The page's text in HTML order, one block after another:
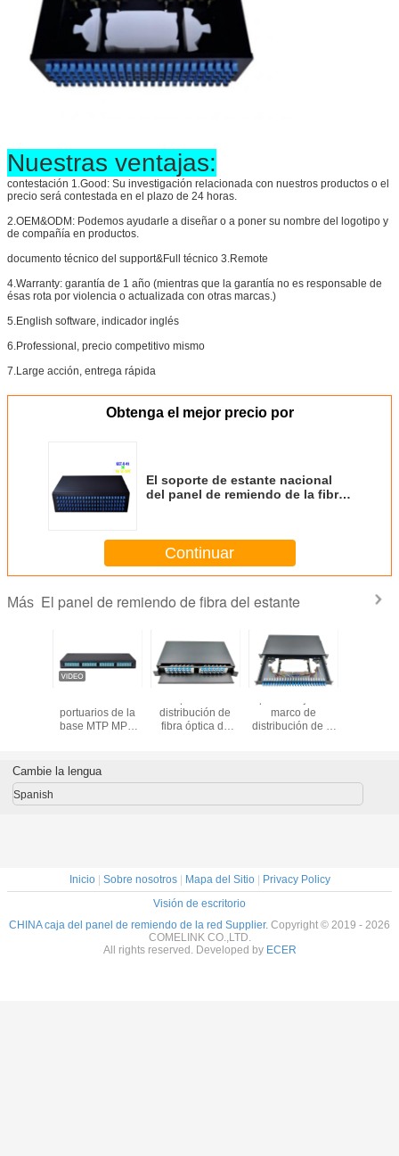
Nuestras ventajas:
contestación 1.Good: Su investigación relacionada con nuestros productos o el
precio será contestada en el plazo de 24 horas.
2.OEM&ODM: Podemos ayudarle a diseñar o a poner su nombre del logotipo y
de compañía en productos.
documento técnico del support&Full técnico 3.Remote
4.Warranty: garantía de 1 año (mientras que la garantía no es responsable de
ésas rota por violencia o actualizada con otras marcas.)
5.English software, indicador inglés
6.Professional, precio competitivo mismo
7.Large acción, entrega rápida
Obtenga el mejor precio por
El soporte de estante nacional
del panel de remiendo de la fibra
Continuar
Más El panel de remiendo de fibra del estante
12
portuarios de la
base MTP MPO
del estante de la
fibra 8 24
distribución de
fibra óptica de
marco de
distribución de la
UPC
fibra
Cambie la lengua
Spanish
Inicio| Sobre nosotros| Mapa del Sitio|
Privacy Policy
Visión de escritorio
CHINA caja del panel de remiendo de la red Supplier. Copyright © 2019 - 2026
COMELINK CO.,LTD.
All rights reserved. Developed by ECER